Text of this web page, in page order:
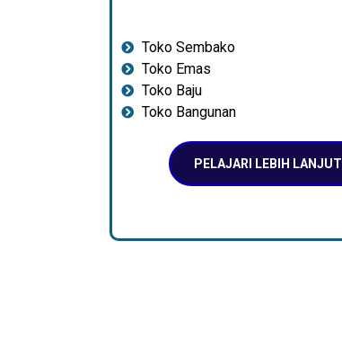
Toko Sembako
Toko Emas
Toko Baju
Toko Bangunan
PELAJARI LEBIH LANJUT